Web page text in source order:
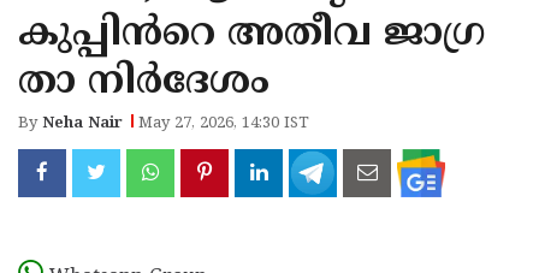
കുപ്പിൻറെ അതീവ ജാഗ്ര
താ നിർദേശം
ByNeha Nair May 27, 2026, 14:30 IST